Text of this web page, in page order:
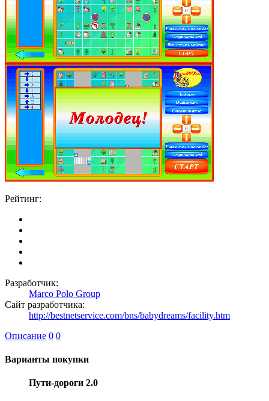
Рейтинг:
Разработчик:
Marco Polo Group
Сайт разработчика:
http://bestnetservice.com/bns/babydreams/facility.htm
Описание 0 0
Варианты покупки
Пути-дороги 2.0